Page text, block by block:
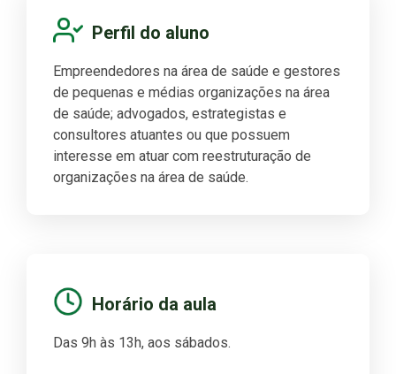
Perfil do aluno
Empreendedores na área de saúde e gestores
de pequenas e médias organizações na área
de saúde; advogados, estrategistas e
consultores atuantes ou que possuem
interesse em atuar com reestruturação de
organizações na área de saúde.
Horário da aula
Das 9h às 13h, aos sábados.